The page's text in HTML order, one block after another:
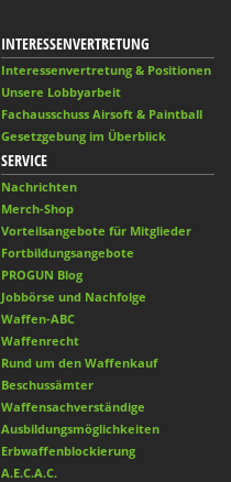
INTERESSENVERTRETUNG
Interessenvertretung & Positionen
Unsere Lobbyarbeit
Fachausschuss Airsoft & Paintball
Gesetzgebung im Überblick
SERVICE
Nachrichten
Merch-Shop
Vorteilsangebote für Mitglieder
Fortbildungsangebote
PROGUN Blog
Jobbörse und Nachfolge
Waffen-ABC
Waffenrecht
Rund um den Waffenkauf
Beschussämter
Waffensachverständige
Ausbildungsmöglichkeiten
Erbwaffenblockierung
A.E.C.A.C.